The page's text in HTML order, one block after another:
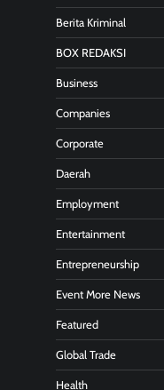
Berita Kriminal
BOX REDAKSI
Business
Companies
Corporate
Daerah
Employment
Entertainment
Entrepreneurship
Event More News
Featured
Global Trade
Health